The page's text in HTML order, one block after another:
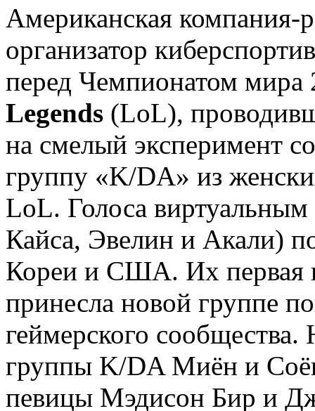
Американская компания-
организатор
перед Чемпионатом мира
Legends (LoL),
на смелый эксперимент
группу «K/DA» из
LoL. Голоса
Кайса, Эвелин и Акали)
Кореи и США. Их первая
принесла новой группе
геймерского
группы K/DA Миён и
певицы Мэдисон Бир и